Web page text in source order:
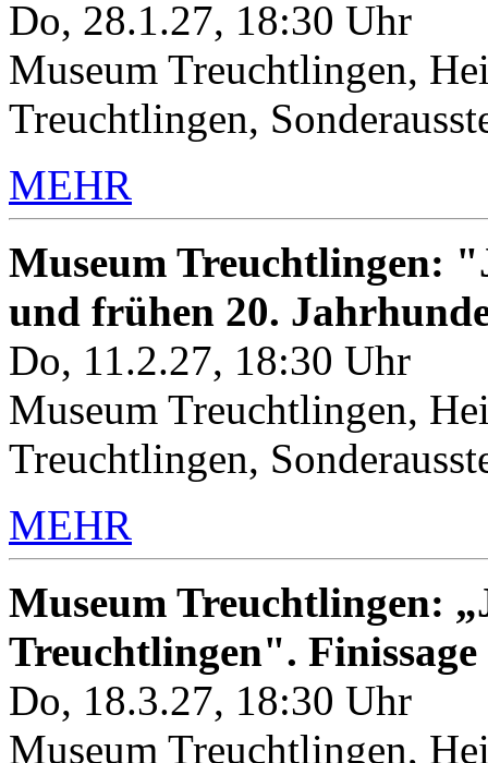
Do, 28.1.27, 18:30 Uhr
Museum Treuchtlingen,
Treuchtlingen,
MEHR
Museum Treuchtlingen:
und frühen 20.
Do, 11.2.27, 18:30 Uhr
Museum Treuchtlingen,
Treuchtlingen,
MEHR
Museum Treuchtlingen:
Treuchtlingen". Finissage
Do, 18.3.27, 18:30 Uhr
Museum Treuchtlingen,